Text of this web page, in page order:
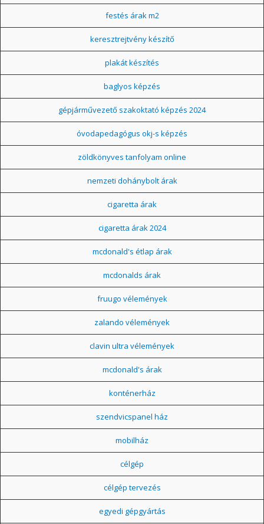
festés árak m2
keresztrejtvény készítő
plakát készítés
baglyos képzés
gépjárművezető szakoktató képzés 2024
óvodapedagógus okj-s képzés
zöldkönyves tanfolyam online
nemzeti dohánybolt árak
cigaretta árak
cigaretta árak 2024
mcdonald's étlap árak
mcdonalds árak
fruugo vélemények
zalando vélemények
clavin ultra vélemények
mcdonald's árak
konténerház
szendvicspanel ház
mobilház
célgép
célgép tervezés
egyedi gépgyártás